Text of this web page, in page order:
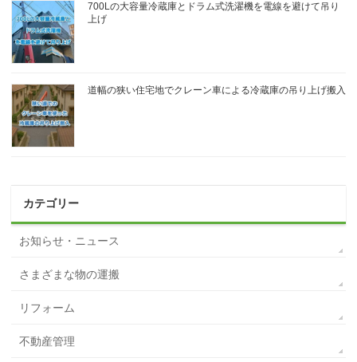
700Lの大容量冷蔵庫とドラム式洗濯機を電線を避けて吊り
上げ
道幅の狭い住宅地でクレーン車による冷蔵庫の吊り上げ搬入
カテゴリー
お知らせ・ニュース
さまざまな物の運搬
リフォーム
不動産管理